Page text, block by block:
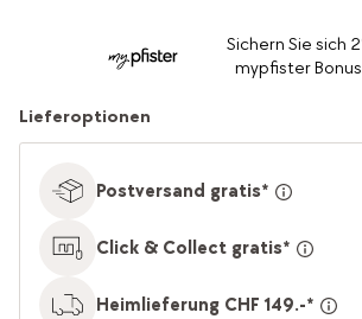
Sichern Sie sich
mypfister
Lieferoptionen
Postversand gratis*
Click & Collect gratis*
Heimlieferung CHF 149.-*